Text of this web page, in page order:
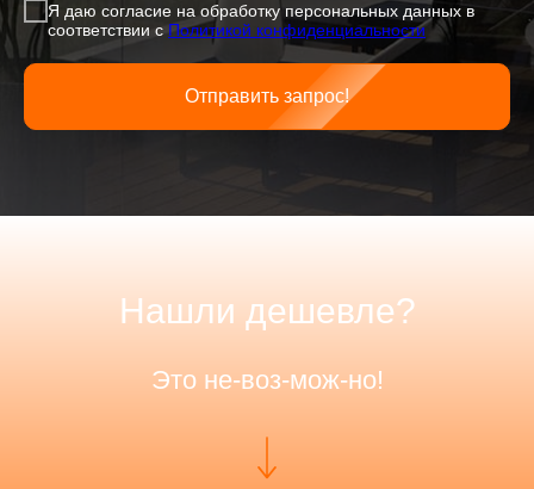
Я даю согласие на обработку персональных данных в
соответствии с Политикой конфиденциальности
Отправить запрос!
Нашли дешевле?
Это не-воз-мож-но!